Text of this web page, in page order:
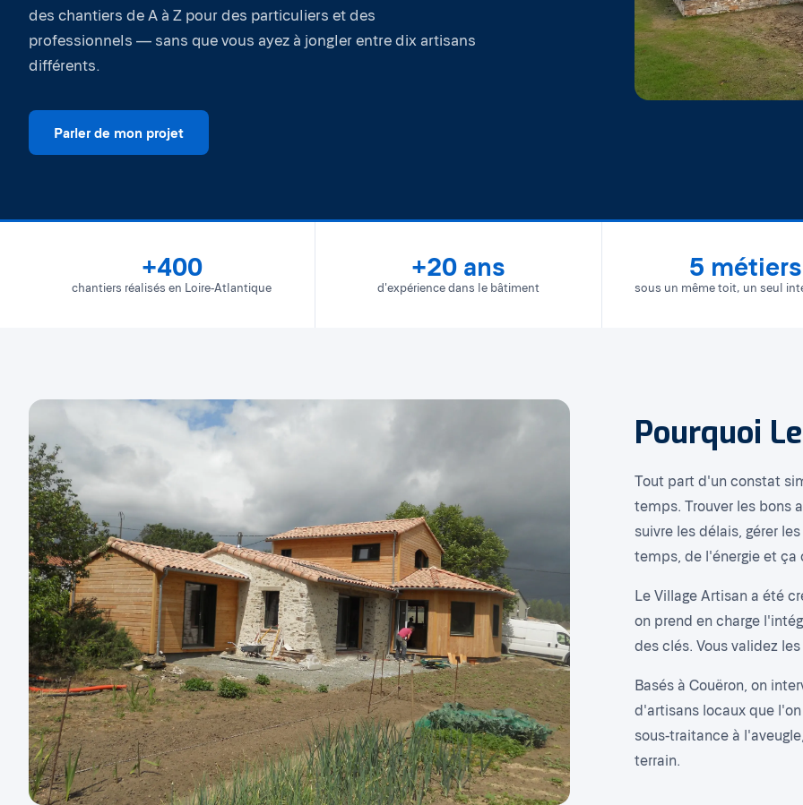
des chantiers de A à Z pour des particuliers et des
professionnels — sans que vous ayez à jongler entre dix artisans
différents.
Parler de mon projet
+400
chantiers réalisés en Loire-Atlantique
+20 ans
d'expérience dans le bâtiment
5 métiers
sous un même toit, un seul
Pourquoi
Tout part d'un constat
temps. Trouver les bons
suivre les délais, gérer
temps, de l'énergie et ça
Le Village Artisan a été
on prend en charge
des clés. Vous validez
Basés à Couëron, on
d'artisans locaux que
sous-traitance à
terrain.